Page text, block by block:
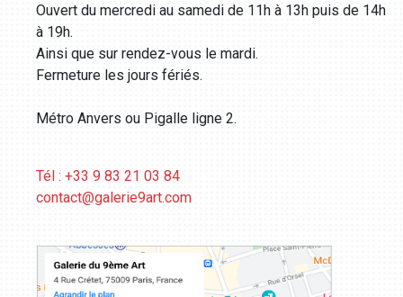
Ouvert du mercredi au samedi de 11h à 13h puis de 14h
à 19h.
Ainsi que sur rendez-vous le mardi.
Fermeture les jours fériés.
Métro Anvers ou Pigalle ligne 2.
Tél : +33 9 83 21 03 84
contact@galerie9art.com